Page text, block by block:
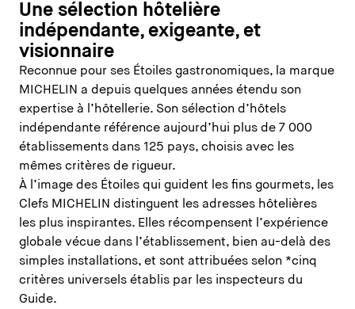
Une sélection hôtelière
indépendante, exigeante, et
visionnaire
Reconnue pour ses Étoiles gastronomiques, la marque
MICHELIN a depuis quelques années étendu son
expertise à l’hôtellerie. Son sélection d’hôtels
indépendante référence aujourd’hui plus de 7 000
établissements dans 125 pays, choisis avec les
mêmes critères de rigueur.
À l’image des Étoiles qui guident les fins gourmets, les
Clefs MICHELIN distinguent les adresses hôtelières
les plus inspirantes. Elles récompensent l’expérience
globale vécue dans l’établissement, bien au-delà des
simples installations, et sont attribuées selon *cinq
critères universels établis par les inspecteurs du
Guide.